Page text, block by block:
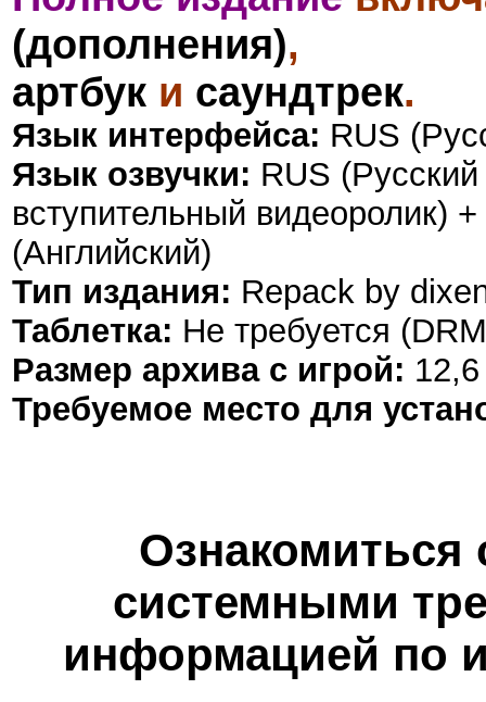
(дополнения),
артбук и саундтрек.
Язык интерфейса: RUS
Язык озвучки: RUS
вступительный видеоролик)
(Английский)
Тип издания: Repack by
Таблетка: Не требуется
Размер архива с игрой:
Требуемое место для
Ознакомиться
системными
информацией по